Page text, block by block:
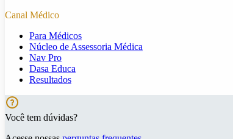
Canal Médico
Para Médicos
Núcleo de Assessoria Médica
Nav Pro
Dasa Educa
Resultados
Você tem dúvidas?